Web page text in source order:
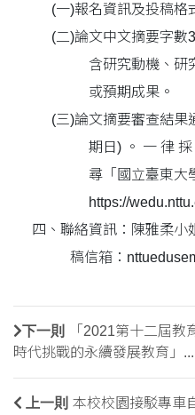
(一)報名資訊及投稿格
(二)論文中文摘要字數
含研究動機、研
或預期成果。
(三)論文摘要審查結果
期日) 。 一 律
尋「國立臺東大
https://
四、聯絡資訊：陳雅柔小
稿信箱：
下一則
「2021第十二屆
時代挑戰的永續發展教育」
上一則 本校校園接駁專車